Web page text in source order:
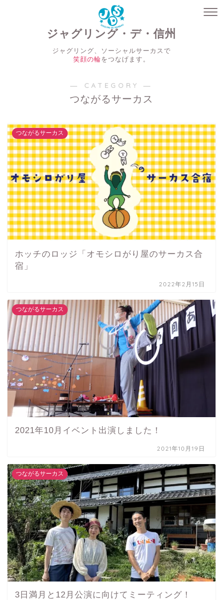
ジャグリング・デ・信州
ジャグリング、ソーシャルサーカスで
笑顔の輪をつなげます。
― CATEGORY ―
つながるサーカス
つながるサーカス
ホッチのロッジ「オモシロがり屋のサーカス合
宿」
2022年2月15日
つながるサーカス
2021年10月イベント出演しました！
2021年10月19日
つながるサーカス
3日満月と12月公演に向けてミーティング！